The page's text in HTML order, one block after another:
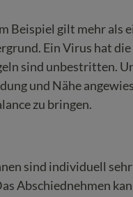
Beispiel gilt mehr
Ein Virus hat
sind unbestritten.
und Nähe
zu bringen.
sind individuell
Abschiednehmen